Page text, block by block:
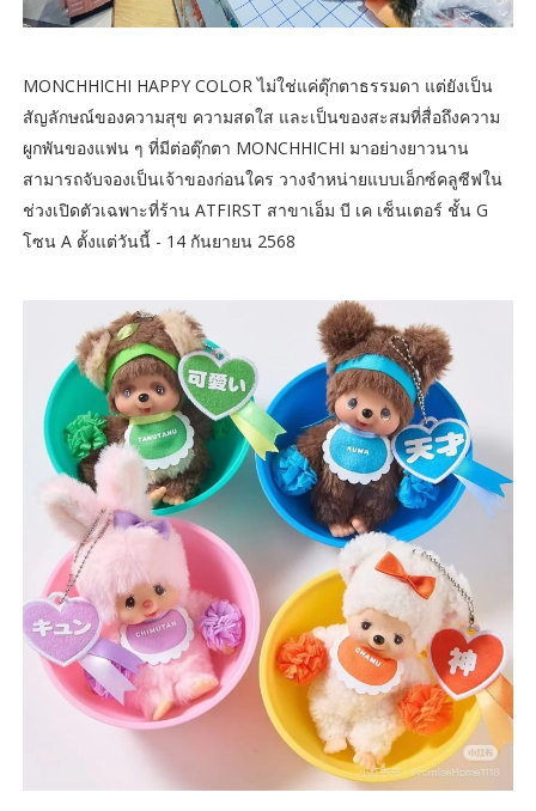
MONCHHICHI HAPPY COLOR ไม่ใช่แค่ตุ๊กตาธรรมดา แต่ยังเป็น
สัญลักษณ์ของความสุข ความสดใส และเป็นของสะสมที่สื่อถึงความ
ผูกพันของแฟน ๆ ที่มีต่อตุ๊กตา MONCHHICHI มาอย่างยาวนาน
สามารถจับจองเป็นเจ้าของก่อนใคร วางจำหน่ายแบบเอ็กซ์คลูซีฟใน
ช่วงเปิดตัวเฉพาะที่ร้าน ATFIRST สาขาเอ็ม บี เค เซ็นเตอร์ ชั้น G
โซน A ตั้งแต่วันนี้ - 14 กันยายน 2568